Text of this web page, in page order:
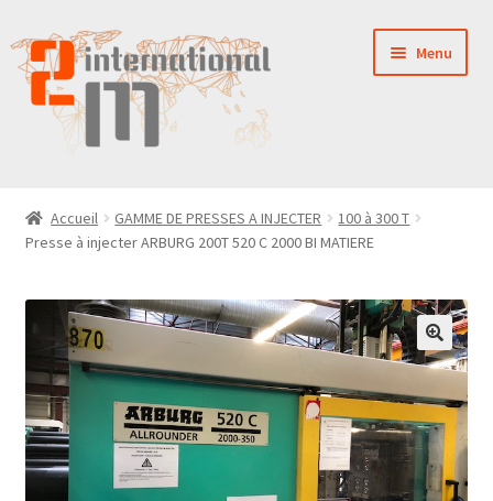
Aller
à
la
navigation
Aller
au
contenu
Menu
NOUVEAUTÉS
VENTES
PIÈCES DÉTACHÉES
CONTACT
Accueil GAMME DE PRESSES A INJECTER
100 à 300 T
Presse à injecter ARBURG 200T 520 C 2000 BI MATIERE